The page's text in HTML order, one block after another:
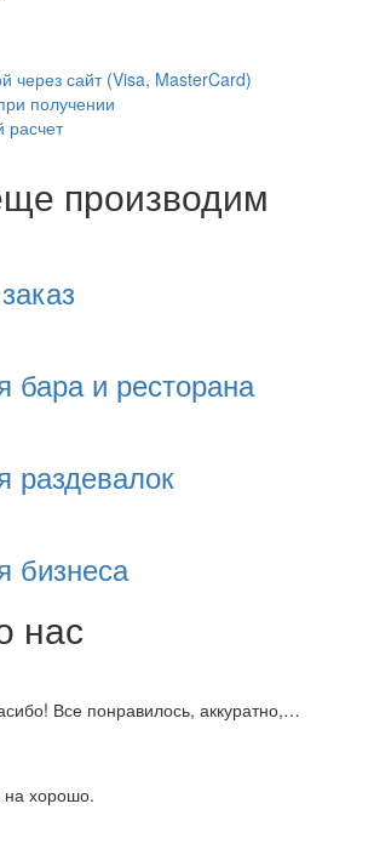
через сайт (Visa, MasterCard)
получении
расчет
производим
бара и ресторана
раздевалок
бизнеса
нас
Все понравилось, аккуратно,…
на хорошо.